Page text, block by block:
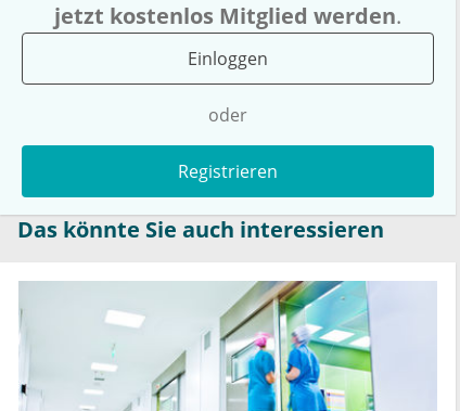
jetzt kostenlos Mitglied werden.
Einloggen
oder
Registrieren
Das könnte Sie auch interessieren